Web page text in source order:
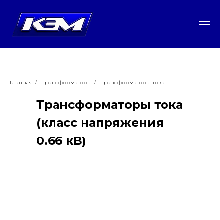
Главная / Трансформаторы / Трансформаторы тока
Трансформаторы тока
(класс напряжения
0.66 кВ)